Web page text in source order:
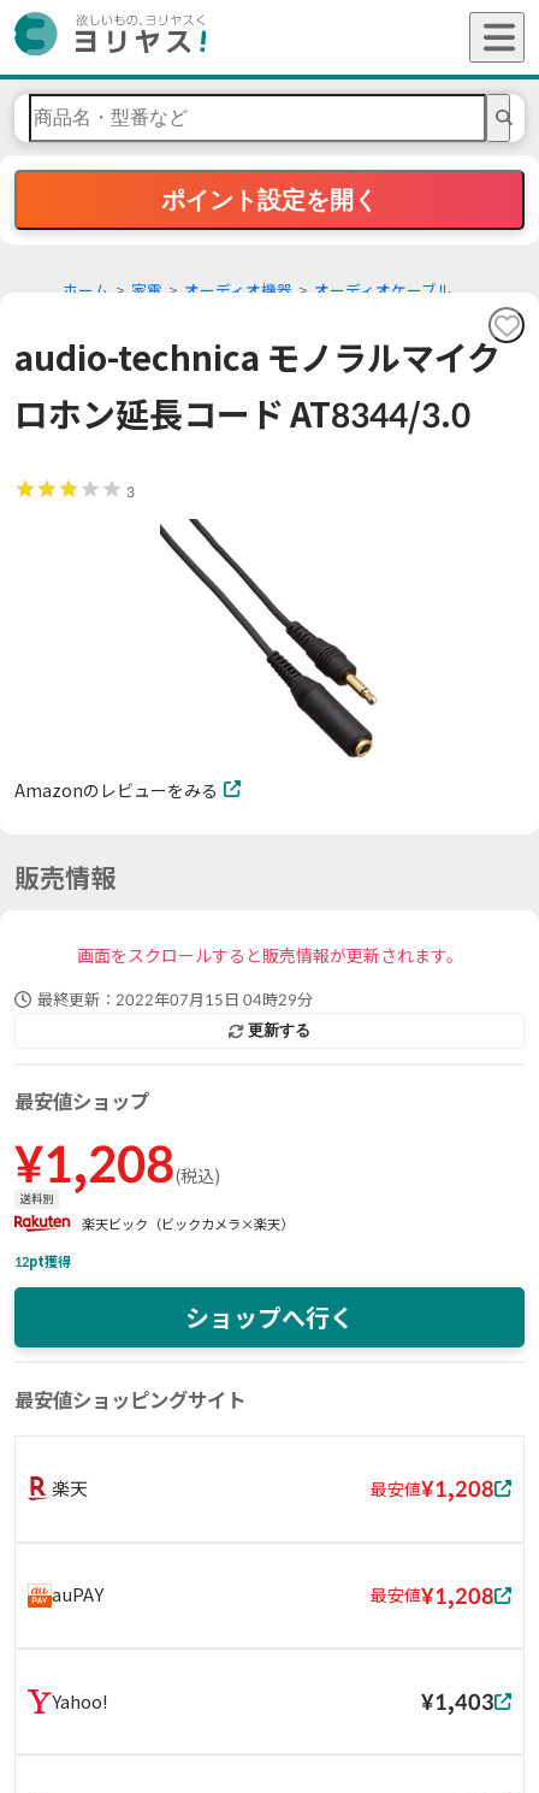
ポイント設定を開く
ホーム 家電 オーディオ機器 オーディオケーブル
audio-technica モノラルマイク
ロホン延長コード AT8344/3.0
3
Amazonのレビューをみる
販売情報
画面をスクロールすると販売情報が更新されます。
最終更新： 2022年07月15日 04時29分
更新する
最安値ショップ
¥1,208(税込)
送料別
楽天ビック（ビックカメラ×楽天）
12pt獲得
ショップへ行く
最安値ショッピングサイト
楽天 最安値¥1,208
auPAY 最安値¥1,208
Yahoo! ¥1,403